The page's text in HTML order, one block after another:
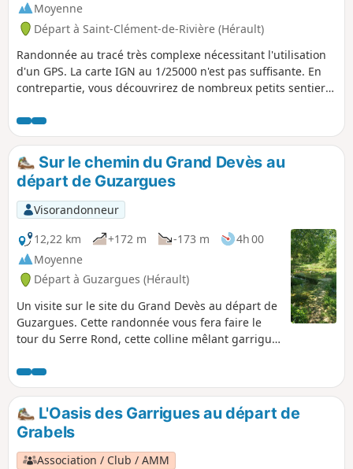
Moyenne
Départ à Saint-Clément-de-Rivière (Hérault)
Randonnée au tracé très complexe nécessitant l'utilisation
d'un GPS. La carte IGN au 1/25000 n'est pas suffisante. En
contrepartie, vous découvrirez de nombreux petits sentiers
sous-bois. Vous atteindrez la source du Lez, secteur bien
aménagé pouvant faire l'objet d'une pause et reviendrez
vers le parking, toujours par des chemins isolés.
Sur le chemin du Grand Devès au
départ de Guzargues
Visorandonneur
12,22 km
+172 m -173 m
4h 00
Moyenne
Départ à Guzargues (Hérault)
Un visite sur le site du Grand Devès au départ de
Guzargues. Cette randonnée vous fera faire le
tour du Serre Rond, cette colline mêlant garrigue
Allemand de 1942 à 1944 et dont on peut
aujourd'hui observer les vestiges. Au passage,
vous trouverez la sépulture du chien traileur
Youki. Vous poursuivrez ensuite votre route en
direction de Montaud et la source de la Cadoule
avant de revenir à votre point de départ.
L'Oasis des Garrigues au départ de
Grabels
Association / Club / AMM